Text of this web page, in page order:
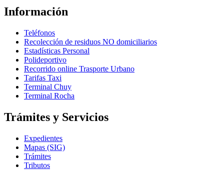
Información
Teléfonos
Recolección de residuos NO domiciliarios
Estadísticas Personal
Polideportivo
Recorrido online Trasporte Urbano
Tarifas Taxi
Terminal Chuy
Terminal Rocha
Trámites y Servicios
Expedientes
Mapas (SIG)
Trámites
Tributos